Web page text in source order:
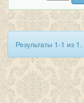
Результаты 1-1 из 1.